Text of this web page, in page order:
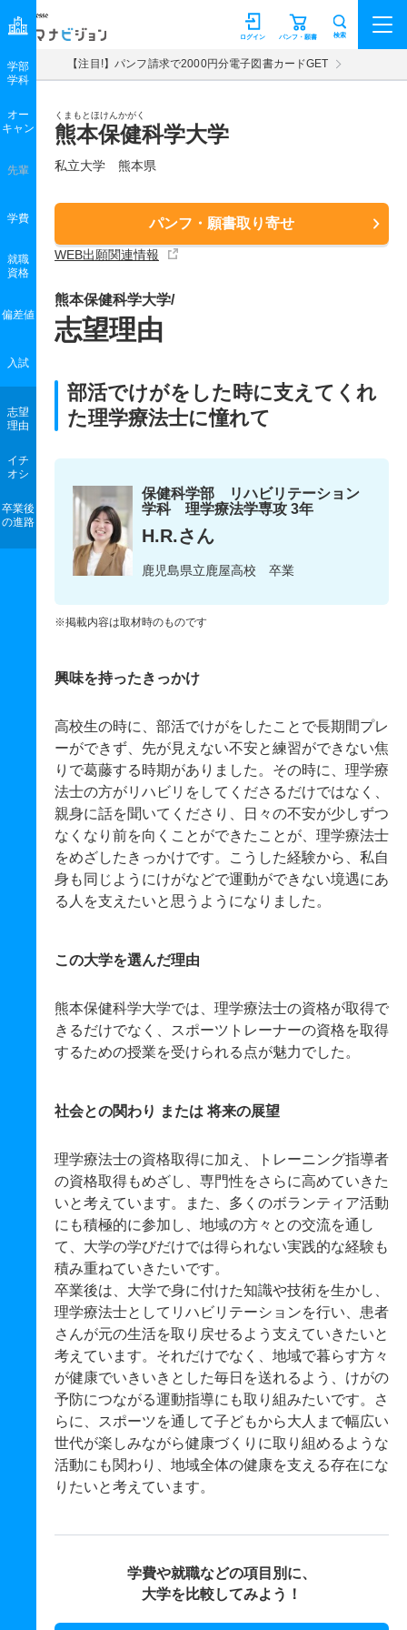
マナビジョン パンフ・願書
ログイン 検索
【注目!】パンフ請求で2000円分電子図書カードGET
くまもとほけんかがく
熊本保健科学大学
私立大学 熊本県
パンフ・願書取り寄せ
WEB出願関連情報
学部
学科
オー
キャン
先輩
学費
就職
資格
偏差値
入試
志望
理由
イチ
オシ
卒業後
の進路
熊本保健科学大学/
志望理由
部活でけがをした時に支えてくれ
た理学療法士に憧れて
保健科学部 リハビリテーション
学科 理学療法学専攻 3年
H.R.さん
鹿児島県立鹿屋高校 卒業
※掲載内容は取材時のものです
興味を持ったきっかけ
高校生の時に、部活でけがをしたことで長期間プレ
ーができず、先が見えない不安と練習ができない焦
りで葛藤する時期がありました。その時に、理学療
法士の方がリハビリをしてくださるだけではなく、
親身に話を聞いてくださり、日々の不安が少しずつ
なくなり前を向くことができたことが、理学療法士
をめざしたきっかけです。こうした経験から、私自
身も同じようにけがなどで運動ができない境遇にあ
る人を支えたいと思うようになりました。
この大学を選んだ理由
熊本保健科学大学では、理学療法士の資格が取得で
きるだけでなく、スポーツトレーナーの資格を取得
するための授業を受けられる点が魅力でした。
社会との関わり または 将来の展望
理学療法士の資格取得に加え、トレーニング指導者
の資格取得もめざし、専門性をさらに高めていきた
いと考えています。また、多くのボランティア活動
にも積極的に参加し、地域の方々との交流を通し
て、大学の学びだけでは得られない実践的な経験も
積み重ねていきたいです。
卒業後は、大学で身に付けた知識や技術を生かし、
理学療法士としてリハビリテーションを行い、患者
さんが元の生活を取り戻せるよう支えていきたいと
考えています。それだけでなく、地域で暮らす方々
が健康でいきいきとした毎日を送れるよう、けがの
予防につながる運動指導にも取り組みたいです。さ
らに、スポーツを通して子どもから大人まで幅広い
世代が楽しみながら健康づくりに取り組めるような
活動にも関わり、地域全体の健康を支える存在にな
りたいと考えています。
学費や就職などの項目別に、
大学を比較してみよう！